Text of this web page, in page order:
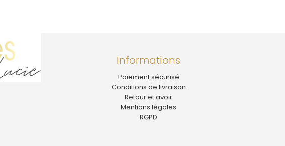
Informations
Paiement sécurisé
Conditions de livraison
Retour et avoir
Mentions légales
RGPD